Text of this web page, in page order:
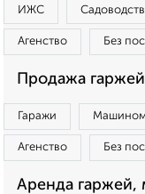
ИЖС
Агенство Без
Продажа
Гаражи
Агенство Без
Аренда гаржей,